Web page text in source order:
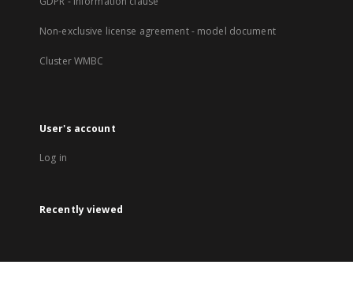
Non-exclusive license agreement - model document
Cluster WMBC
User's account
Log in
Recently viewed